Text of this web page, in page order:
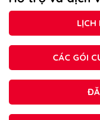
LỊCH
CÁC GÓI